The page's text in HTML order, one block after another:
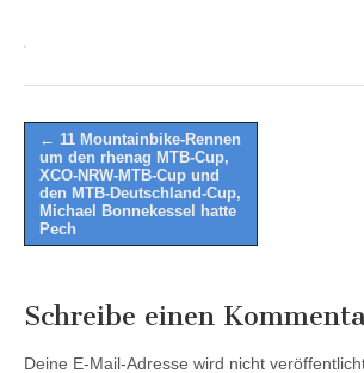
Post
navigation
← 11 Mountainbike-Rennen
um den rhenag MTB-Cup,
XCO-NRW-MTB-Cup und
den MTB-Deutschland-Cup,
Michael Bonnekessel hatte
Pech
Schreibe einen
Deine E-Mail-Adresse wird nicht